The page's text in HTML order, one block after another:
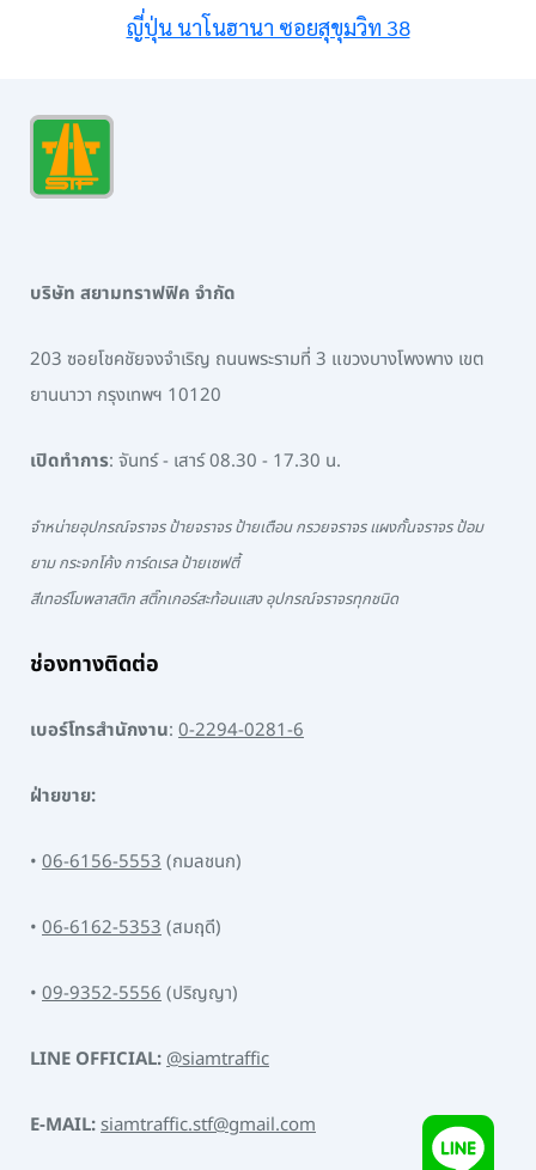
ญี่ปุ่น นาโนฮานา ซอยสุขุมวิท 38
บริษัท สยามทราฟฟิค จำกัด
203 ซอยโชคชัยจงจำเริญ ถนนพระรามที่ 3 แขวงบางโพงพาง เขต
ยานนาวา กรุงเทพฯ 10120
เปิดทำการ: จันทร์ - เสาร์ 08.30 - 17.30 น.
จำหน่ายอุปกรณ์จราจร ป้ายจราจร ป้ายเตือน กรวยจราจร แผงกั้นจราจร ป้อม
ยาม กระจกโค้ง การ์ดเรล ป้ายเซฟตี้
สีเทอร์โมพลาสติก สติ๊กเกอร์สะท้อนแสง อุปกรณ์จราจรทุกชนิด
ช่องทางติดต่อ
เบอร์โทรสำนักงาน: 0-2294-0281-6
ฝ่ายขาย:
• 06-6156-5553(กมลชนก)
• 06-6162-5353(สมฤดี)
• 09-9352-5556(ปริญญา)
LINE OFFICIAL:@siamtraffic
E-MAIL:siamtraffic.stf@gmail.com